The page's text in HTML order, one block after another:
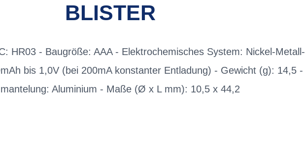
BLISTER
HR03 - Baugröße: AAA - Elektrochemisches System: Nickel-Metall-
bis 1,0V (bei 200mA konstanter Entladung) - Gewicht (g): 14,5 -
Aluminium - Maße (Ø x L mm): 10,5 x 44,2